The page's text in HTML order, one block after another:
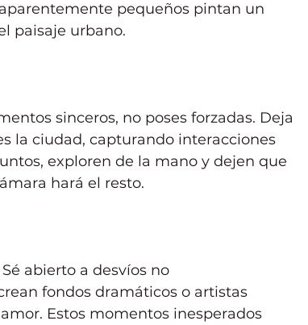
pequeños pintan un
paisaje urbano.
sinceros, no poses forzadas. Deja
la ciudad, capturando interacciones
exploren de la mano y dejen que
hará el resto.
abierto a desvíos no
fondos dramáticos o artistas
Estos momentos inesperados